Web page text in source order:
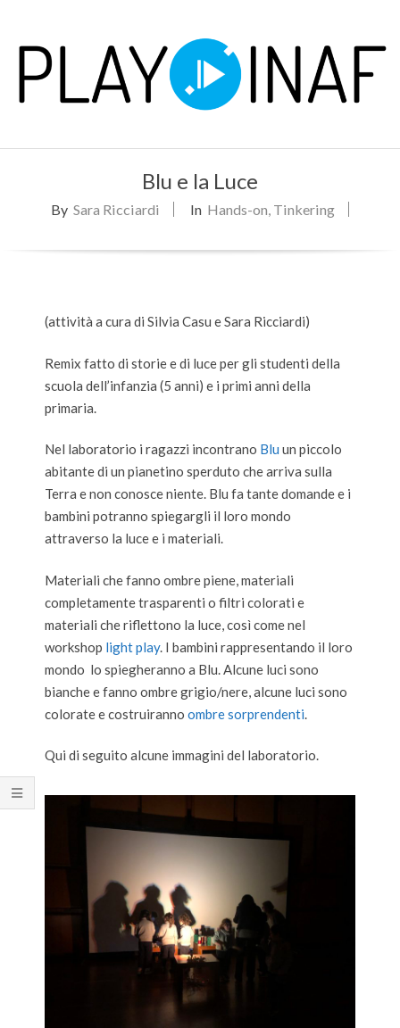
content
P
Blu e la Luce
By Sara Ricciardi In Hands-on, Tinkering
(attività a cura di Silvia Casu e Sara Ricciardi)
Remix fatto di storie e di luce per gli studenti della
scuola dell’infanzia (5 anni) e i primi anni della
primaria.
Nel laboratorio i ragazzi incontrano Blu un piccolo
abitante di un pianetino sperduto che arriva sulla
Terra e non conosce niente. Blu fa tante domande e i
bambini potranno spiegargli il loro mondo
attraverso la luce e i materiali.
Materiali che fanno ombre piene, materiali
completamente trasparenti o filtri colorati e
materiali che riflettono la luce, così come nel
workshop light play. I bambini rappresentando il loro
mondo lo spiegheranno a Blu. Alcune luci sono
bianche e fanno ombre grigio/nere, alcune luci sono
colorate e costruiranno ombre sorprendenti.
Qui di seguito alcune immagini del laboratorio.